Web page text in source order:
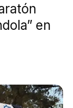
en